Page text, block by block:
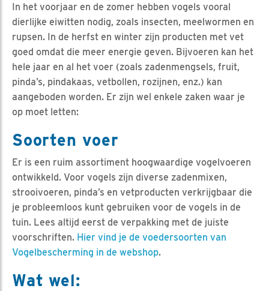
In het voorjaar en de zomer hebben vogels vooral
dierlijke eiwitten nodig, zoals insecten, meelwormen en
rupsen. In de herfst en winter zijn producten met vet
goed omdat die meer energie geven. Bijvoeren kan het
hele jaar en al het voer (zoals zadenmengsels, fruit,
pinda’s, pindakaas, vetbollen, rozijnen, enz.) kan
aangeboden worden. Er zijn wel enkele zaken waar je
op moet letten:
Soorten voer
Er is een ruim assortiment hoogwaardige vogelvoeren
ontwikkeld. Voor vogels zijn diverse zadenmixen,
strooivoeren, pinda’s en vetproducten verkrijgbaar die
je probleemloos kunt gebruiken voor de vogels in de
tuin. Lees altijd eerst de verpakking met de juiste
voorschriften. Hier vind je de voedersoorten van
Vogelbescherming in de webshop.
Wat wel: